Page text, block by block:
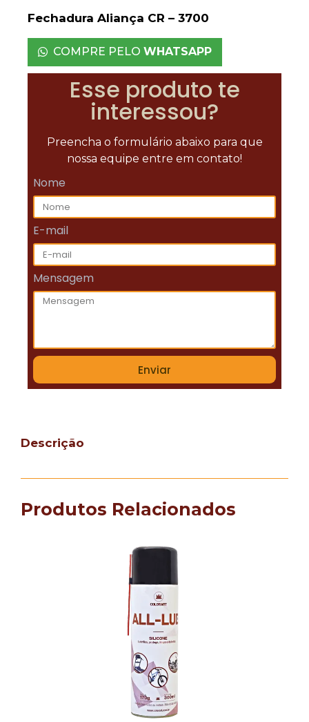
Fechadura Aliança CR – 3700
COMPRE PELO WHATSAPP
Esse produto te
interessou?
Preencha o formulário abaixo para que
nossa equipe entre em contato!
Nome
E-mail
Mensagem
Enviar
Descrição
Produtos Relacionados